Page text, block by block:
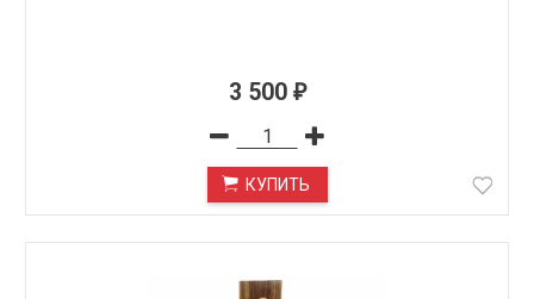
3 500 ₽
КУПИТЬ